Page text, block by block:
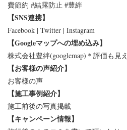
費節約 #結露防止 #豊絆
【SNS連携】
Facebook | Twitter | Instagram
【Googleマップへの埋め込み】
株式会社豊絆(googlemap)＊評価も見
【お客様の声紹介】
お客様の声
【施工事例紹介】
施工前後の写真掲載
【キャンペーン情報】